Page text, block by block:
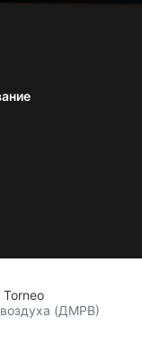
(ДМРВ)